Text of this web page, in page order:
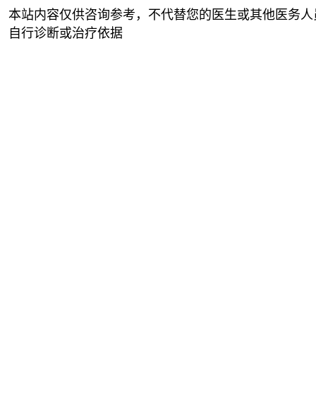
本站内容仅供咨询参考，不代替您的医生或其他医务
自行诊断或治疗依据